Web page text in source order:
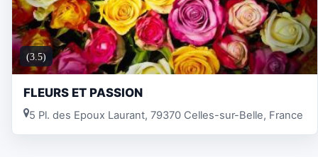
(3.5)
FLEURS ET PASSION
5 Pl. des Epoux Laurant, 79370 Celles-sur-Belle, France